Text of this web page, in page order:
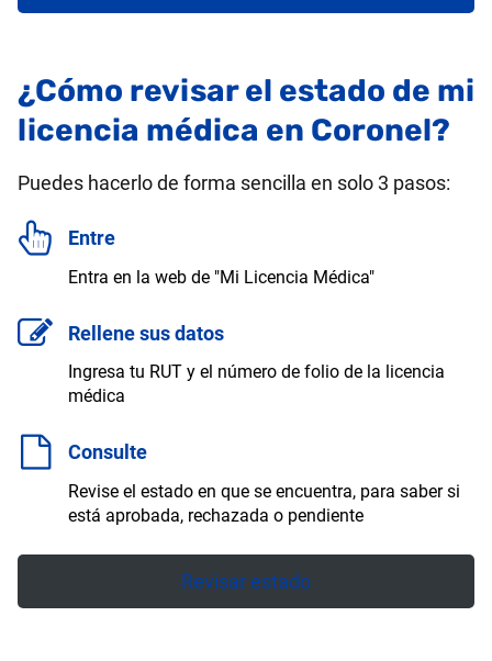
¿Cómo revisar el estado de mi
licencia médica en Coronel?
Puedes hacerlo de forma sencilla en solo 3 pasos:
Entre
Entra en la web de "Mi Licencia Médica"
Rellene sus datos
Ingresa tu RUT y el número de folio de la licencia
médica
Consulte
Revise el estado en que se encuentra, para saber si
está aprobada, rechazada o pendiente
Revisar estado